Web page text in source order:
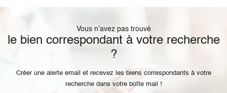
Vous n'avez pas trouvé
le bien correspondant à votre recherche
?
Créer une alerte email et recevez les biens correspondants à votre
recherche dans votre boîte mail !